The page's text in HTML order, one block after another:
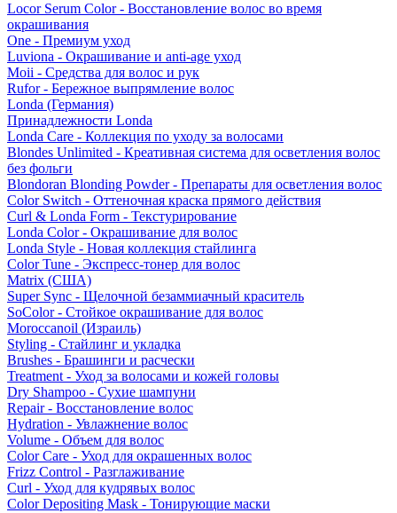
Locor Serum Color - Восстановление волос во время
окрашивания
One - Премиум уход
Luviona - Окрашивание и anti-age уход
Moii - Средства для волос и рук
Rufor - Бережное выпрямление волос
Londa (Германия)
Принадлежности Londa
Londa Care - Коллекция по уходу за волосами
Blondes Unlimited - Креативная система для осветления волос
без фольги
Blondoran Blonding Powder - Препараты для осветления волос
Color Switch - Оттеночная краска прямого действия
Curl & Londa Form - Текстурирование
Londa Color - Окрашивание для волос
Londa Style - Новая коллекция стайлинга
Color Tune - Экспресс-тонер для волос
Matrix (США)
Super Sync - Щелочной безаммиачный краситель
SoColor - Стойкое окрашивание для волос
Moroccanoil (Израиль)
Styling - Стайлинг и укладка
Brushes - Брашинги и расчески
Treatment - Уход за волосами и кожей головы
Dry Shampoo - Сухие шампуни
Repair - Восстановление волос
Hydration - Увлажнение волос
Volume - Объем для волос
Color Care - Уход для окрашенных волос
Frizz Control - Разглаживание
Curl - Уход для кудрявых волос
Color Depositing Mask - Тонирующие маски